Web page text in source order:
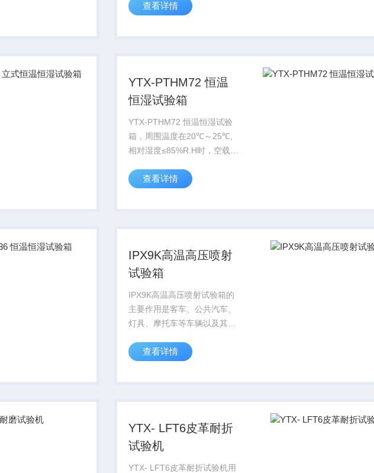
查看详情
YTX-PTHM72 恒温
恒湿试验箱
YTX-PTHM72 恒温恒湿试验
箱，周围温度在20℃～25℃,
相对湿度≤85%R.H时，空载条
查看详情
IPX9K高温高压喷射
试验箱
IPX9K高温高压喷射试验箱的
主要作用是客车、公共汽车、
灯具、摩托车等车辆以及其零
清洗工艺条件下，对产品的物
试。测试后，通过检定来判断
查看详情
YTX- LFT6皮革耐折
试验机
YTX- LFT6皮革耐折试验机用